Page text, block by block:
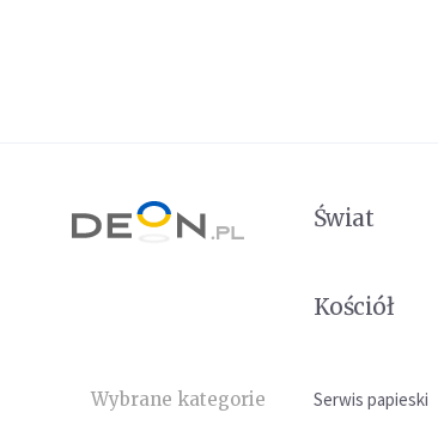
Świat
Kościół
Wybrane kategorie Serwis papieski